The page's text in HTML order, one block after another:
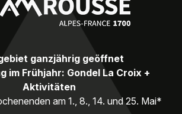
ganzjährig geöffnet
im Frühjahr: Gondel La Croix +
Aktivitäten
am 1., 8., 14. und 25. Mai*